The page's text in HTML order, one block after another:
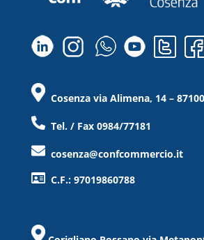
Cosenza via Alimena, 14 –
Tel. / Fax 0984/77181
cosenza@confcommercio.it
C.F.: 97019860788